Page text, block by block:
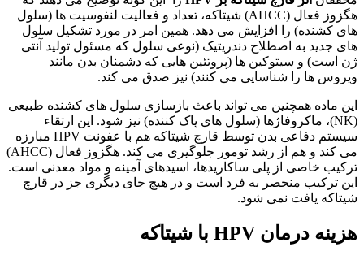
هگزوز فعال (AHCC) شیتاکه، تعداد و فعالیت لنفوسیت ها (سلول
های کشنده) را افزایش می دهد. همین امر در مورد تشکیل سلول
های جدید به اصطلاح دندریتیک (نوعی سلول که مسئول تولید آنتی
ژن است) و سیتوکین ها (پروتئین هایی که دشمنان بدن مانند
ویروس ها را شناسایی می کنند) نیز صدق می کند.
این ماده همچنین می تواند باعث بازسازی سلول های کشنده طبیعی
(NK)، ماکروفاژها (سلول های پاک کننده) نیز شود. این ارتقاء
سیستم دفاعی بدن توسط قارچ شیتاکه هم با عفونت HPV مبارزه
می کند و هم از رشد تومور جلوگیری می کند. هگزوز فعال (AHCC)
ترکیب خاصی از پلی ساکاریدها، اسیدهای آمینه و مواد معدنی است.
این ترکیب منحصر به فرد است و در هیچ جای دیگری جز در قارچ
شیتاکه یافت نمی شود.
هزینه درمان HPV با شیتاکه